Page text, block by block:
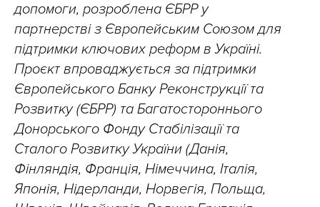
допомоги, розроблена ЄБРР у
партнерстві з Європейським Союзом для
підтримки ключових реформ в Україні.
Проєкт впроваджується за підтримки
Європейського Банку Реконструкції та
Розвитку (ЄБРР) та Багатостороннього
Донорського Фонду Стабілізації та
Сталого Розвитку України (Данія,
Фінляндія, Франція, Німеччина, Італія,
Японія, Нідерланди, Норвегія, Польща,